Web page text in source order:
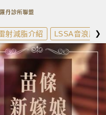
射減脂介紹 LSSA音浪脂雕
❯